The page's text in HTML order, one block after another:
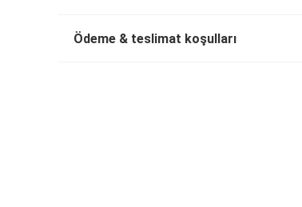
Ödeme & teslimat koşulları